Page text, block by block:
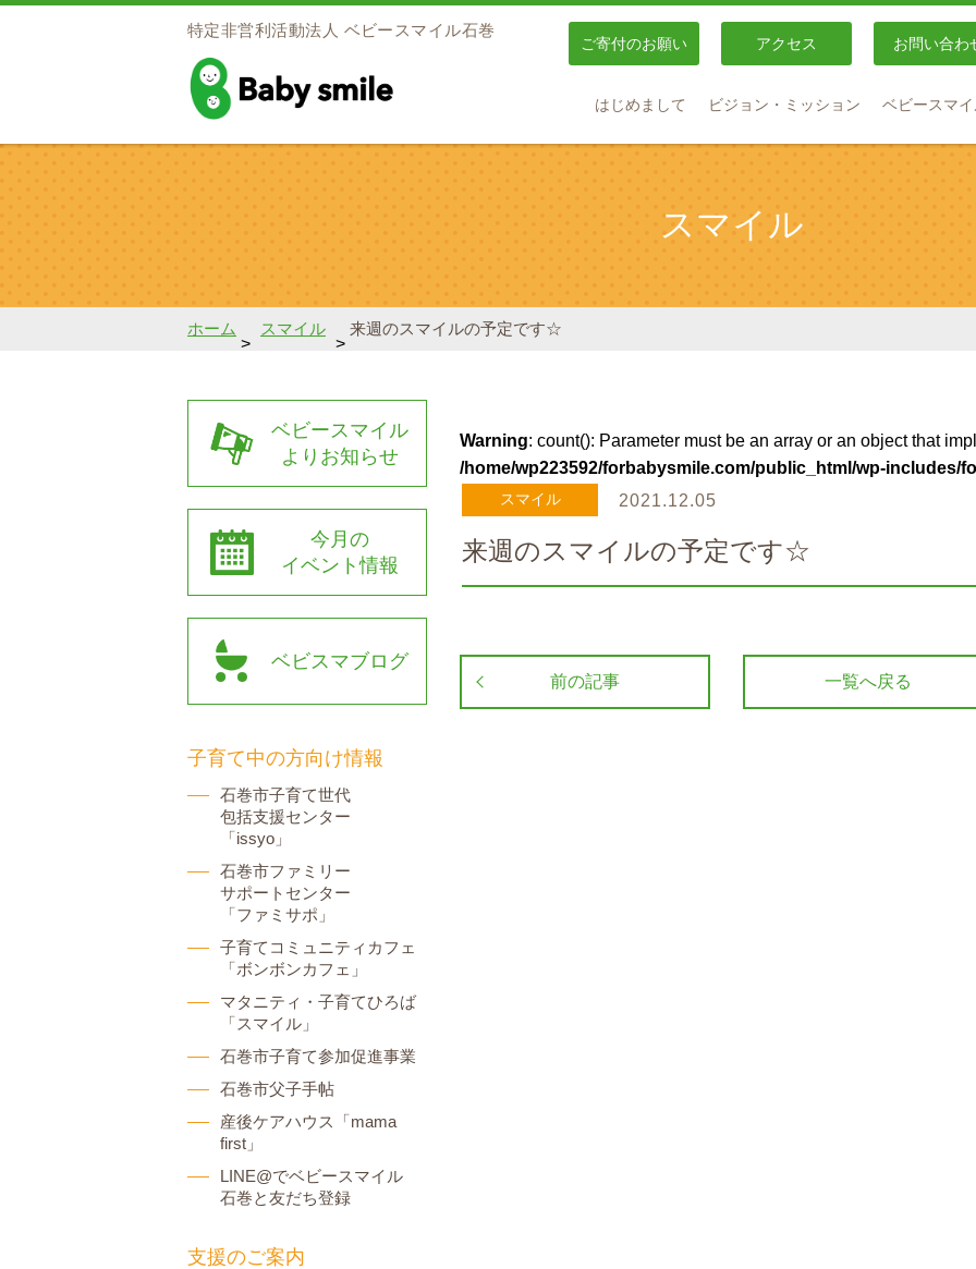
特定非営利活動法人 ベビースマイル石巻
ご寄付のお願い アクセス お問い合わ
はじめまして ビジョン・ミッション ベビースマ
スマイル
ホーム
>
スマイル
>
来週のスマイルの予定です☆
Warning: count(): Parameter must be an array or an object that
/home/wp223592/forbabysmile.com/public_html/wp-includes/
スマイル 2021.12.05
来週のスマイルの予定です☆
前の記事 一覧へ戻る
ベビースマイル
よりお知らせ
今月の
イベント情報
ベビスマブログ
子育て中の方向け情報
石巻市子育て世代
包括支援センター
「issyo」
石巻市ファミリー
サポートセンター
「ファミサポ」
子育てコミュニティカフェ
「ボンボンカフェ」
マタニティ・子育てひろば
「スマイル」
石巻市子育て参加促進事業
石巻市父子手帖
産後ケアハウス「mama
first」
LINE@でベビースマイル
石巻と友だち登録
支援のご案内